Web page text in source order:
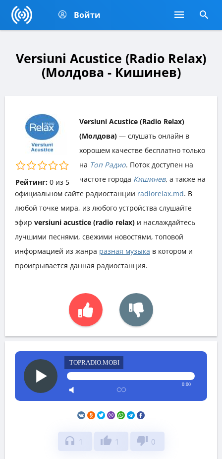
Войти
Versiuni Acustice (Radio Relax)
(Молдова - Кишинев)
Рейтинг: 0из 5
Versiuni Acustice (Radio Relax)
(Молдова) — слушать онлайн в
хорошем качестве бесплатно только
на Топ Радио. Поток доступен на
частоте города Кишинев, а также на
официальном сайте радиостанции radiorelax.md. В
любой точке мира, из любого устройства слушайте
эфир versiuni acustice (radio relax) и наслаждайтесь
лучшими песнями, свежими новостями, топовой
информацией из жанра разная музыка в котором и
проигрывается данная радиостанция.
TOPRADIO.MOBI
0:00
headphones 1 thumb_up 1 thumb_down 0